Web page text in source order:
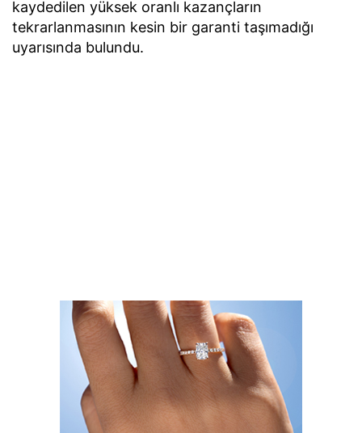
kaydedilen yüksek oranlı kazançların
tekrarlanmasının kesin bir garanti taşımadığı
uyarısında bulundu.